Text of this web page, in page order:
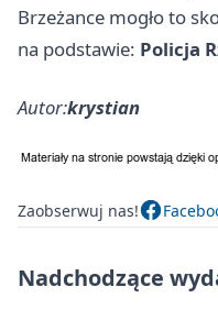
Brzeżance mogło to
na podstawie: Policja
Autor:krystian
Zaobserwuj nas!
Nadchodzące